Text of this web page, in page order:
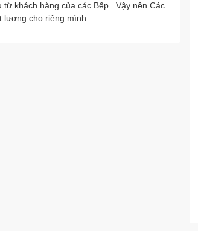
khách hàng của các Bếp . Vậy nên Các
lượng cho riêng mình